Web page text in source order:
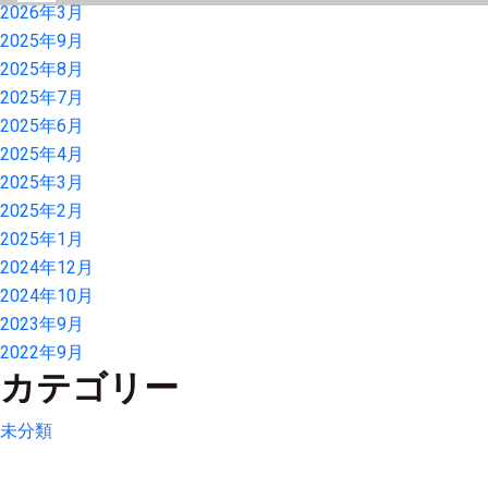
2026年3月
2025年9月
2025年8月
2025年7月
2025年6月
2025年4月
2025年3月
2025年2月
2025年1月
2024年12月
2024年10月
2023年9月
2022年9月
カテゴリー
未分類